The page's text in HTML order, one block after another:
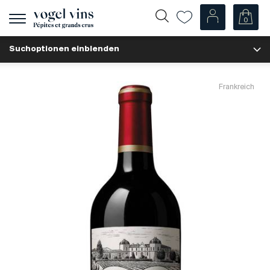
Suchoptionen einblenden
0
Navigation
zeigen
Unsere Weine nach Ländern
Frankreich